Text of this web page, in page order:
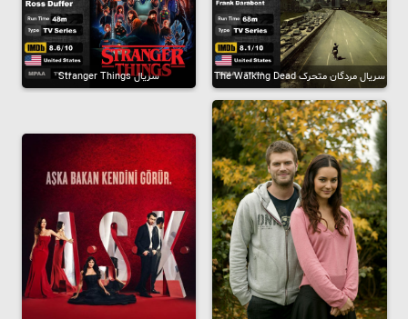
سریال مردگان متحرک The Walking Dead سریال Stranger Things